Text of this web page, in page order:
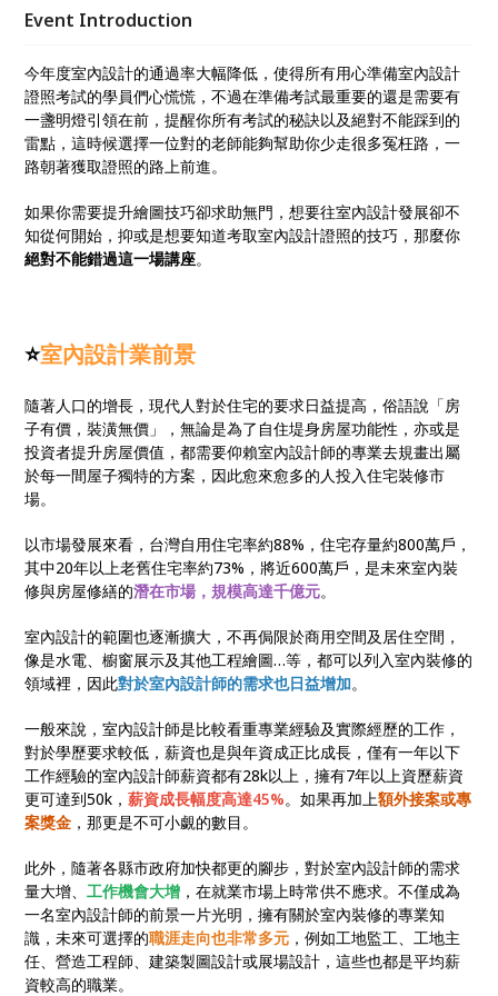
通過的就是你，那麼到底該怎麼準備才能夠順利取得證
Event Introduction
今年度室內設計的通過率大幅降低，使得所有用心準備室內設計
證照考試的學員們心慌慌，不過在準備考試最重要的還是需要有
一盞明燈引領在前，提醒你所有考試的秘訣以及絕對不能踩到的
雷點，這時候選擇一位對的老師能夠幫助你少走很多冤枉路，一
路朝著獲取證照的路上前進。
如果你需要提升繪圖技巧卻求助無門，想要往室內設計發展卻不
知從何開始，抑或是想要知道考取室內設計證照的技巧，那麼你
絕對不能錯過這一場講座。
⭐室內設計業前景
隨著人口的增長，現代人對於住宅的要求日益提高，俗語說「房
子有價，裝潢無價」，無論是為了自住堤身房屋功能性，亦或是
投資者提升房屋價值，都需要仰賴室內設計師的專業去規畫出屬
於每一間屋子獨特的方案，因此愈來愈多的人投入住宅裝修市
場。
以市場發展來看，台灣自用住宅率約88%，住宅存量約800萬戶，
其中20年以上老舊住宅率約73%，將近600萬戶，是未來室內裝
修與房屋修繕的潛在市場，規模高達千億元。
室內設計的範圍也逐漸擴大，不再侷限於商用空間及居住空間，
像是水電、櫥窗展示及其他工程繪圖…等，都可以列入室內裝修的
領域裡，因此對於室內設計師的需求也日益增加。
一般來說，室內設計師是比較看重專業經驗及實際經歷的工作，
對於學歷要求較低，薪資也是與年資成正比成長，僅有一年以下
工作經驗的室內設計師薪資都有28k以上，擁有7年以上資歷薪資
更可達到50k，薪資成長幅度高達45%。如果再加上額外接案或專
案獎金 ，那更是不可小覷的數目。
此外，隨著各縣市政府加快都更的腳步，對於室內設計師的需求
量大增、工作機會大增 ，在就業市場上時常供不應求。不僅成為
一名室內設計師的前景一片光明，擁有關於室內裝修的專業知
識，未來可選擇的職涯走向也非常多元 ，例如工地監工、工地主
任、營造工程師、建築製圖設計或展場設計，這些也都是平均薪
資較高的職業。